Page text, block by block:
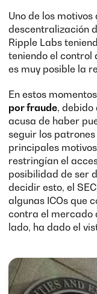
Uno de los
descentralización
Ripple Labs
teniendo el control
es muy posible la
En estos
por fraude, debido
acusa de haber
seguir los
principales
restringían el
posibilidad de ser
decidir esto, el
algunas ICOs que
contra el mercado
lado, ha dado el